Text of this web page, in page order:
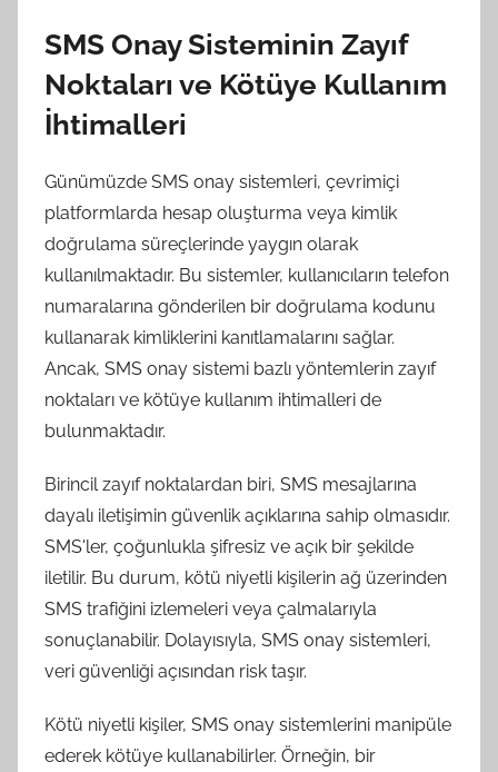
SMS Onay Sisteminin Zayıf
Noktaları ve Kötüye Kullanım
İhtimalleri
Günümüzde SMS onay sistemleri, çevrimiçi
platformlarda hesap oluşturma veya kimlik
doğrulama süreçlerinde yaygın olarak
kullanılmaktadır. Bu sistemler, kullanıcıların telefon
numaralarına gönderilen bir doğrulama kodunu
kullanarak kimliklerini kanıtlamalarını sağlar.
Ancak, SMS onay sistemi bazlı yöntemlerin zayıf
noktaları ve kötüye kullanım ihtimalleri de
bulunmaktadır.
Birincil zayıf noktalardan biri, SMS mesajlarına
dayalı iletişimin güvenlik açıklarına sahip olmasıdır.
SMS'ler, çoğunlukla şifresiz ve açık bir şekilde
iletilir. Bu durum, kötü niyetli kişilerin ağ üzerinden
SMS trafiğini izlemeleri veya çalmalarıyla
sonuçlanabilir. Dolayısıyla, SMS onay sistemleri,
veri güvenliği açısından risk taşır.
Kötü niyetli kişiler, SMS onay sistemlerini manipüle
ederek kötüye kullanabilirler. Örneğin, bir